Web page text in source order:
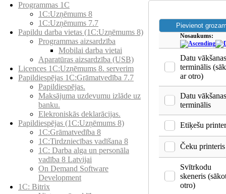
Programmas 1C
1C:Uzņēmums 8
1C:Uzņēmums 7.7
Papildu darba vietas (1C:Uzņēmums 8)
Programmas aizsardzība
Mobilai darba vietai
Aparatūras aizsardzība (USB)
Licences 1C:Uzņēmums 8. serverim
Papildiespējas 1C:Grāmatvedība 7.7
Papildiespējas.
Maksājuma uzdevumu izlāde uz
banku.
Elekroniskās deklarācijas.
Papildiespējas (1C:Uzņēmums 8)
1C:Grāmatvedība 8
1C:Tirdzniecības vadīšana 8
1С: Darba alga un personāla
vadība 8 Latvijai
On Demand Software
Development
1C: Bitrix
Nosaukums:
Datu vākšanas
terminālis
ar otro)
Datu vākšanas
terminālis
Etiķešu
Čeku printeris
Svītrkodu
skeneris
otro)